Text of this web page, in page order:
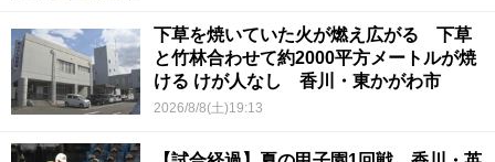
下草を焼いていた火が燃え広がる 下草
と竹林合わせて約2000平方メートルが焼
ける けが人なし 香川・東かがわ市
2026/8/8(土)19:13